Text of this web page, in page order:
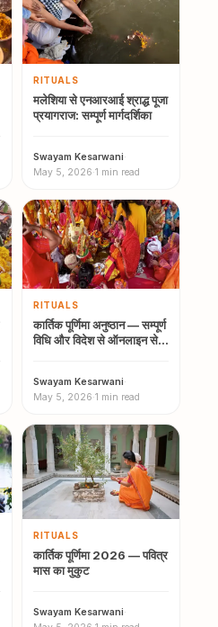
RITUALS
मलेशिया से एनआरआई श्राद्ध पूजा
प्रयागराज: सम्पूर्ण मार्गदर्शिका
Swayam Kesarwani·
May 5, 2026·1 min read
RITUALS
कार्तिक पूर्णिमा अनुष्ठान — सम्पूर्ण
विधि और विदेश से ऑनलाइन सेवा
Swayam Kesarwani·
May 5, 2026·1 min read
RITUALS
कार्तिक पूर्णिमा 2026 — पवित्र
मास का मुकुट
Swayam Kesarwani·